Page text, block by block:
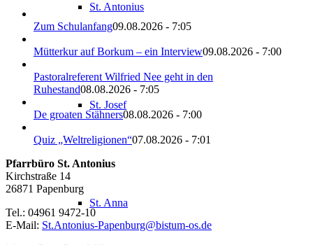
St. Antonius
St. Josef
St. Anna
Zum Schulanfang09.08.2026 - 7:05
Mütterkur auf Borkum – ein Interview09.08.2026 - 7:00
Pastoralreferent Wilfried Nee geht in den
Ruhestand08.08.2026 - 7:05
De groaten Stähners08.08.2026 - 7:00
Quiz „Weltreligionen“07.08.2026 - 7:01
Pfarrbüro St. Antonius
Kirchstraße 14
26871 Papenburg
Tel.: 04961 9472-10
E-Mail: St.Antonius-Papenburg@bistum-os.de